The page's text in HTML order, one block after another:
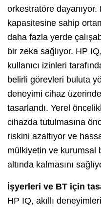
orkestratöre dayanıyor.
kapasitesine sahip
daha fazla yerde
bir zeka sağlıyor. HP
kullanıcı izinleri
belirli görevleri buluta
deneyimi cihaz
tasarlandı. Yerel
cihazda tutulmasına
riskini azaltıyor ve
mülkiyetin ve kurumsal
altında kalmasını
İşyerleri ve BT için
HP IQ, akıllı